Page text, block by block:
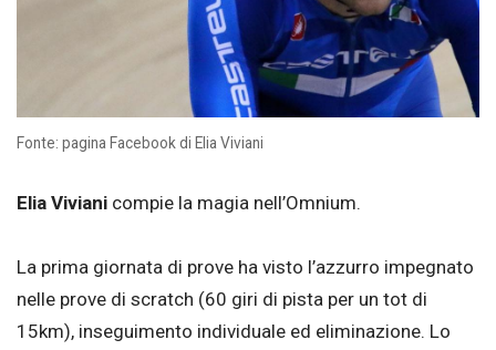
Fonte: pagina Facebook di Elia Viviani
Elia Viviani compie la magia nell’Omnium.
La prima giornata di prove ha visto l’azzurro impegnato
nelle prove di scratch (60 giri di pista per un tot di
15km), inseguimento individuale ed eliminazione. Lo